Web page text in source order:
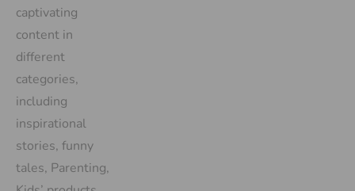
captivating
content in
different
categories,
including
inspirational
stories, funny
tales, Parenting,